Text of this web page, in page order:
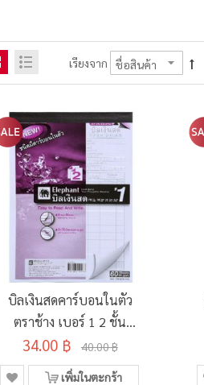
เรียงจาก
บิลเงินสดคาร์บอนในตัว
ตราช้าง เบอร์ 1 2 ชั้น
CCR921Z
34.00 ฿ 40.00 ฿
เพิ่มในตะกร้า